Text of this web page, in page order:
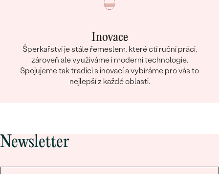
Inovace
Šperkařství je stále řemeslem, které ctí ruční práci,
zároveň ale využíváme i moderní technologie.
Spojujeme tak tradici s inovací a vybíráme pro vás to
nejlepší z každé oblasti.
Newsletter